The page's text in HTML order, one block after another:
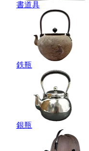
書道具
鉄瓶
銀瓶